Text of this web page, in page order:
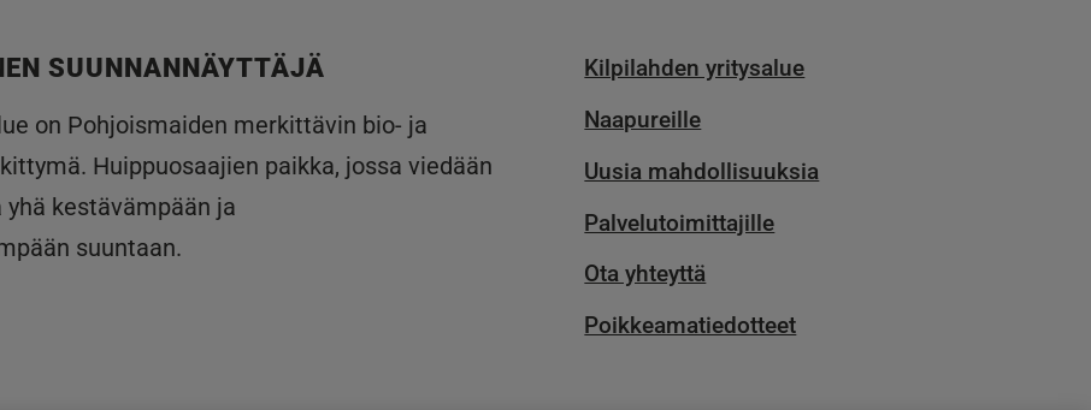
SUUNNANNÄYTTÄJÄ
on Pohjoismaiden merkittävin bio- ja
Huippuosaajien paikka, jossa viedään
kestävämpään ja
suuntaan.
Kilpilahden yritysalue
Naapureille
Uusia mahdollisuuksia
Palvelu­toimittajille
Ota yhteyttä
Poikkeamatiedotteet